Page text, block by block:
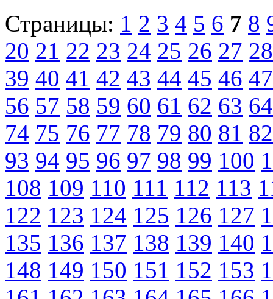
Страницы: 1 2 3 4 5 6 7 8
20 21 22 23 24 25 26 27 28
39 40 41 42 43 44 45 46 47
56 57 58 59 60 61 62 63 64
74 75 76 77 78 79 80 81 82
93 94 95 96 97 98 99 100
108 109 110 111 112 113
122 123 124 125 126 127
135 136 137 138 139 140
148 149 150 151 152 153